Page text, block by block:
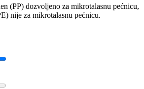
(PP) dozvoljeno za mikrotalasnu pećnicu,
nije za mikrotalasnu pećnicu.